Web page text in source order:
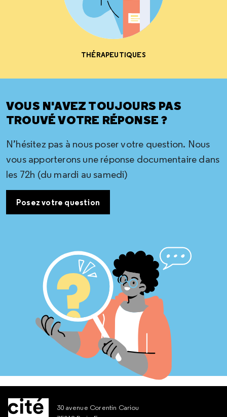
THÉRAPEUTIQUES
VOUS N'AVEZ TOUJOURS PAS
TROUVÉ VOTRE RÉPONSE ?
N’hésitez pas à nous poser votre question. Nous
vous apporterons une réponse documentaire dans
les 72h (du mardi au samedi)
Posez votre question
30 avenue Corentin Cariou